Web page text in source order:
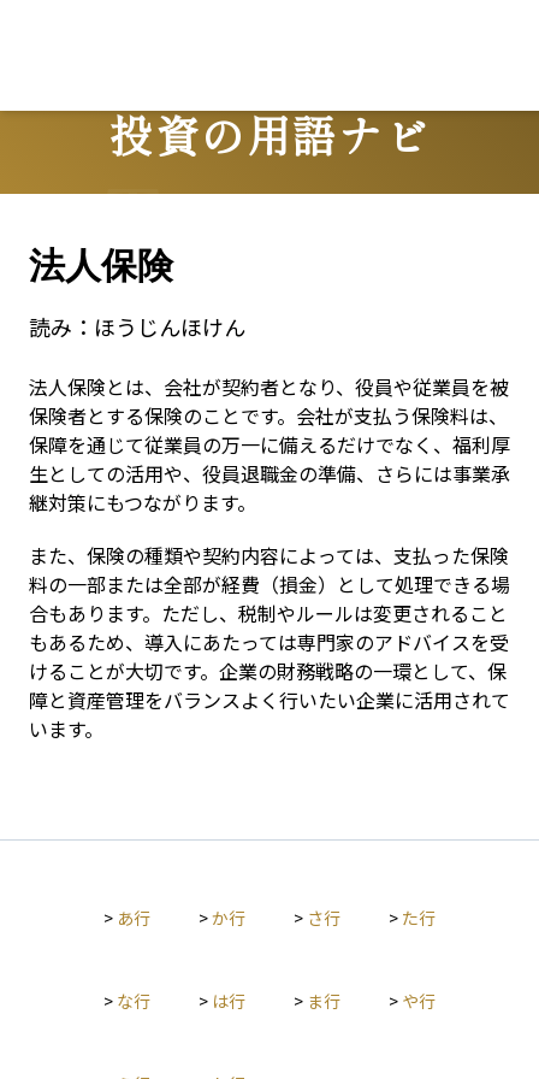
投資の用語ナビ
Terms
法人保険
読み： ほうじんほけん
法人保険とは、会社が契約者となり、役員や従業員を被
保険者とする保険のことです。会社が支払う保険料は、
保障を通じて従業員の万一に備えるだけでなく、福利厚
生としての活用や、役員退職金の準備、さらには事業承
継対策にもつながります。
また、保険の種類や契約内容によっては、支払った保険
料の一部または全部が経費（損金）として処理できる場
合もあります。ただし、税制やルールは変更されること
もあるため、導入にあたっては専門家のアドバイスを受
けることが大切です。企業の財務戦略の一環として、保
障と資産管理をバランスよく行いたい企業に活用されて
います。
> あ行 >か行 > さ行 > た行
> な行 > は行 > ま行 > や行